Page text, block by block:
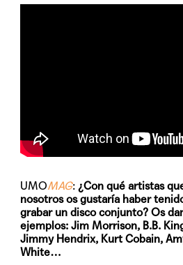
UMOMAG: ¿Con qué artistas
nosotros os gustaría haber
grabar un disco conjunto? Os
ejemplos: Jim Morrison, B.B.
Jimmy Hendrix, Kurt Cobain,
White…